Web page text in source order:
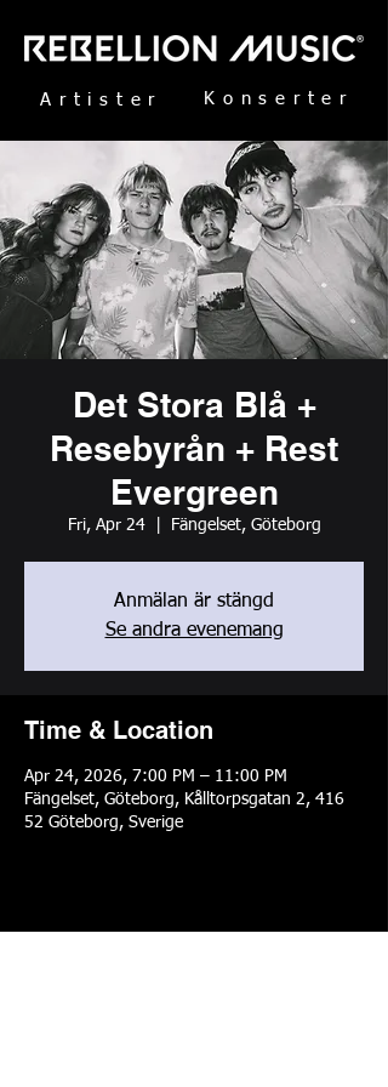
Artister Konserter
Det Stora Blå +
Resebyrån + Rest
Evergreen
Fri, Apr 24
  |
Fängelset, Göteborg
Anmälan är stängd
Se andra evenemang
Time & Location
Apr 24, 2026, 7:00 PM – 11:00 PM
Fängelset, Göteborg, Kålltorpsgatan 2, 416
52 Göteborg, Sverige